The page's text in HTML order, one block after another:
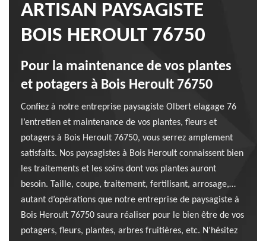
ARTISAN PAYSAGISTE
BOIS HEROULT 76750
Pour la maintenance de vos plantes
et potagers à Bois Heroult 76750
Confiez à notre entreprise paysagiste Olbert elagage 76
l’entretien et maintenance de vos plantes, fleurs et
potagers à Bois Heroult 76750, vous serrez amplement
satisfaits. Nos paysagistes à Bois Heroult connaissent bien
les traitements et les soins dont vos plantes auront
besoin. Taille, coupe, traitement, fertilisant, arrosage,…
autant d’opérations que notre entreprise de paysagiste à
Bois Heroult 76750 saura réaliser pour le bien être de vos
potagers, fleurs, plantes, arbres fruitières, etc. N’hésitez